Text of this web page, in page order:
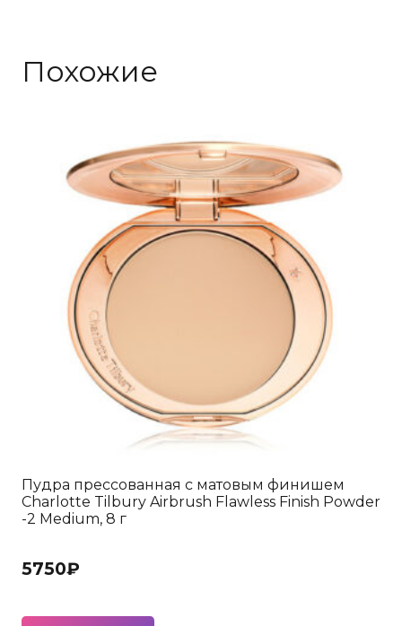
Похожие
Пудра прессованная с матовым финишем
Charlotte Tilbury Airbrush Flawless Finish Powder
-2 Medium, 8 г
5750₽